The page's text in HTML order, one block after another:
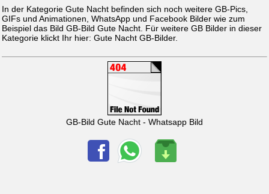
In der Kategorie Gute Nacht befinden sich noch weitere GB-Pics,
GIFs und Animationen, WhatsApp und Facebook Bilder wie zum
Beispiel das Bild GB-Bild Gute Nacht. Für weitere GB Bilder in dieser
Kategorie klickt Ihr hier: Gute Nacht GB-Bilder.
GB-Bild Gute Nacht - Whatsapp Bild